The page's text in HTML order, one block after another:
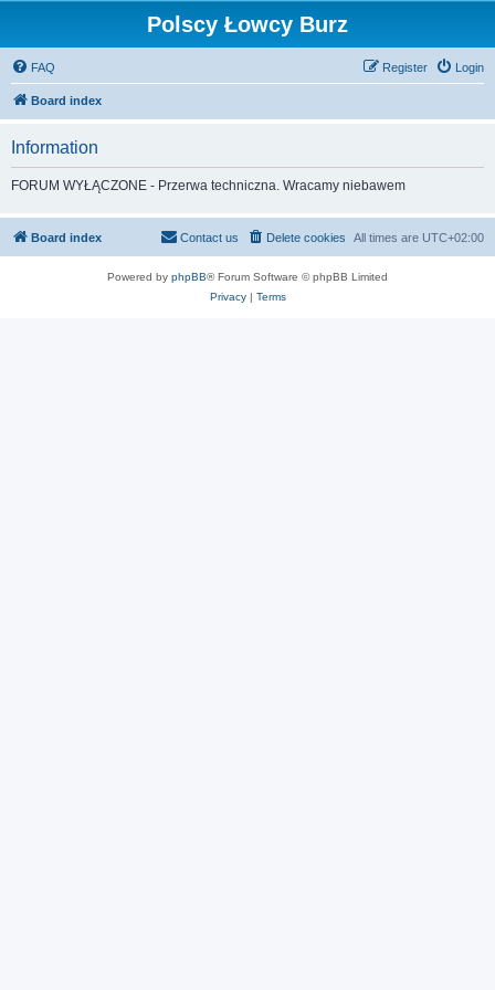
Polscy Łowcy Burz
FAQ Login
Register
Board index
Information
FORUM WYŁĄCZONE - Przerwa techniczna. Wracamy niebawem
Board index All times are UTC+02:00
Delete cookies
Contact us
Powered by phpBB® Forum Software © phpBB Limited
Privacy| Terms